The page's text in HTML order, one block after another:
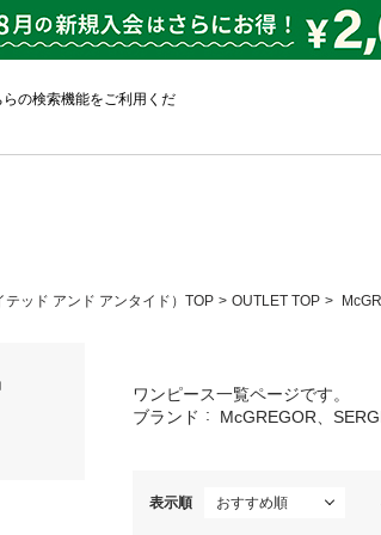
の検索機能をご利用くだ
ッド アンド アンタイド）TOP OUTLET TOP
ワンピース一覧ページです。
ブランド
McGREGOR、
表示順